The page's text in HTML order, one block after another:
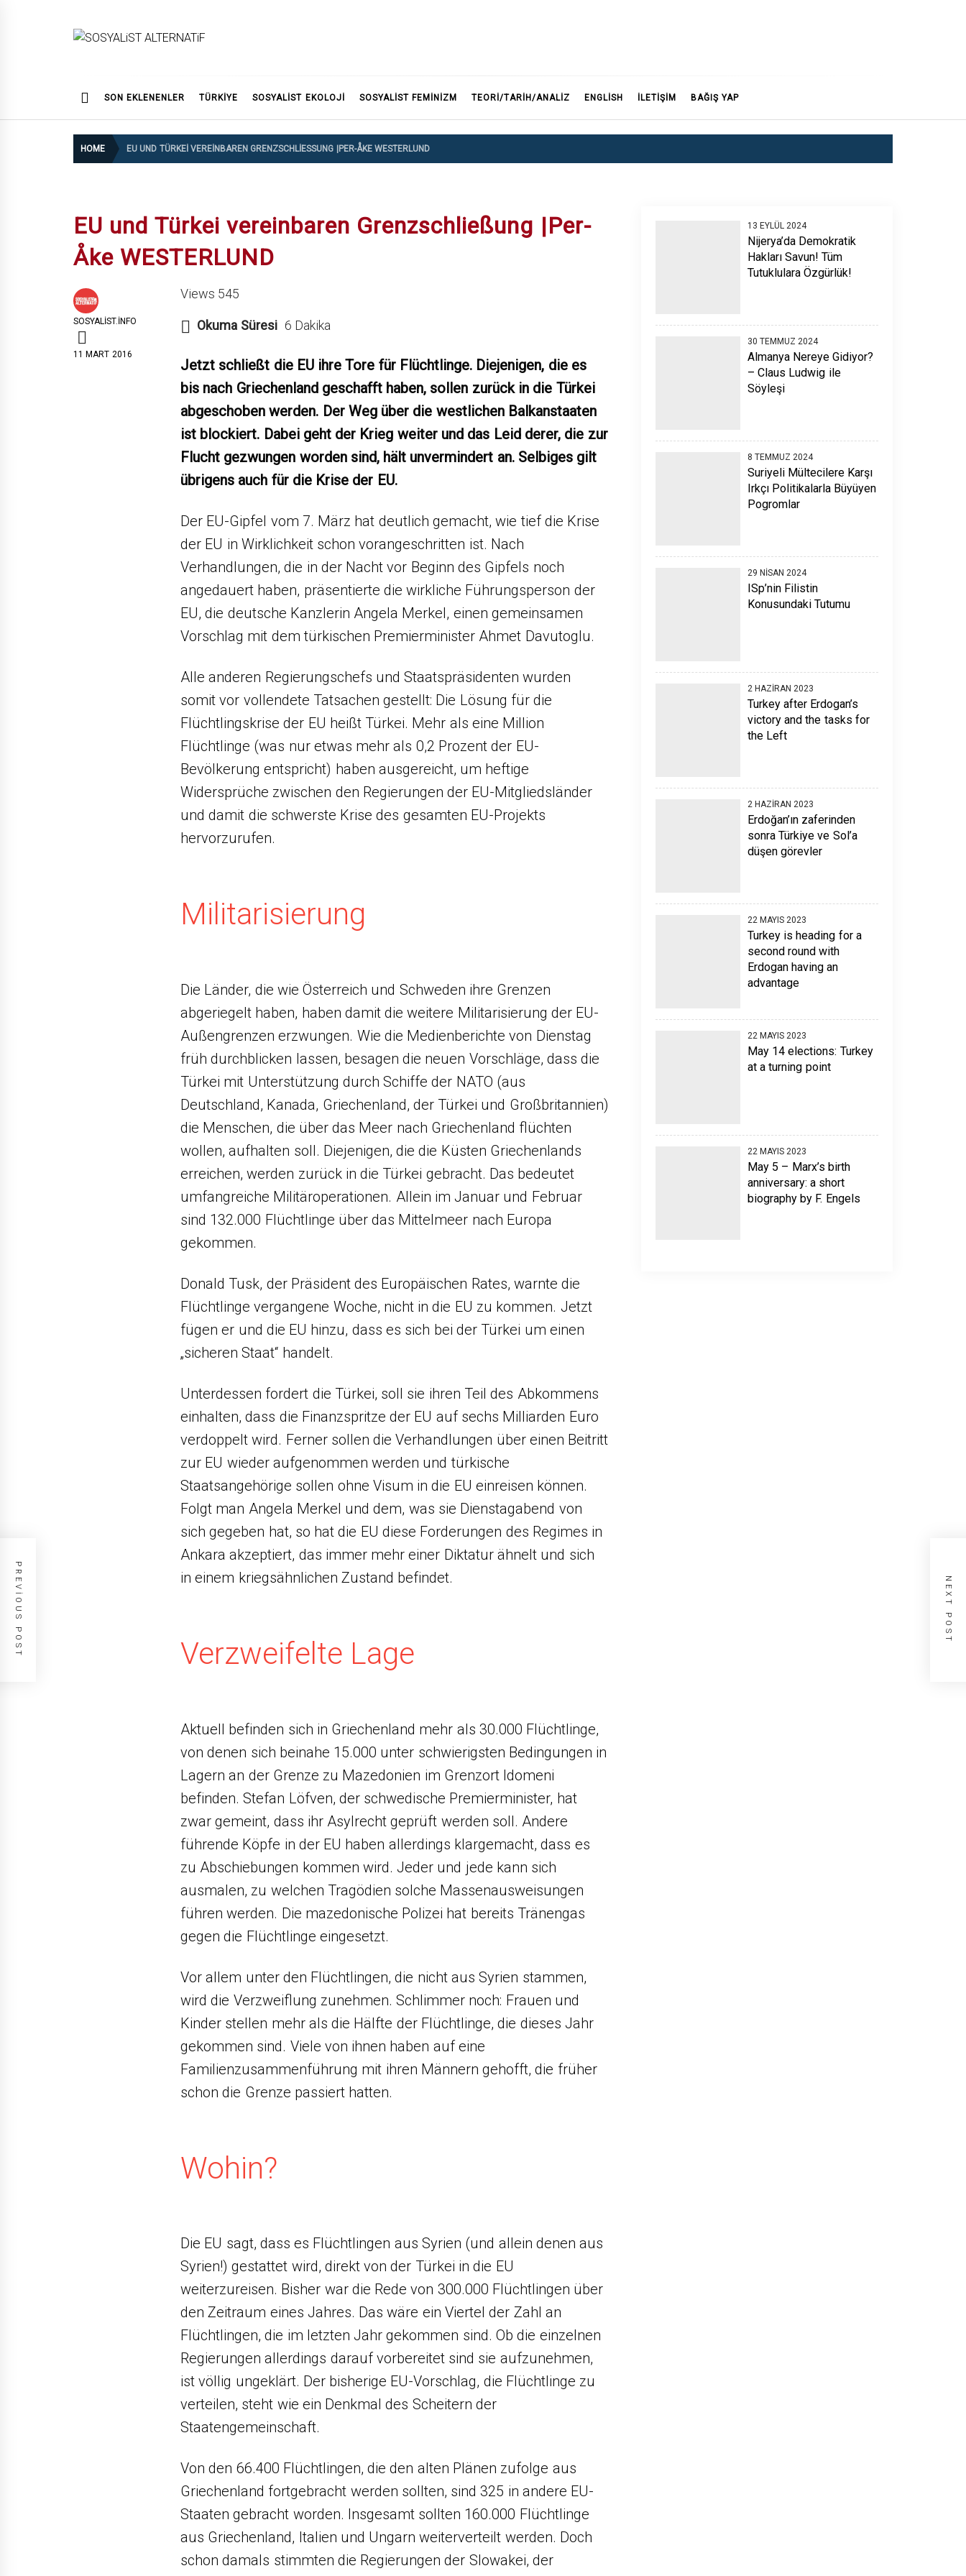
SON EKLENENLER TÜRKİYE SOSYALIST EKOLOJI SOSYALIST FEMINIZM TEORI/TARIH/ANALIZ ENGLISH İLETİŞİM BAĞIŞ YAP
HOME EU UND TÜRKEI VEREINBAREN GRENZSCHLIESSUNG |PER-ÅKE WESTERLUND
EU und Türkei vereinbaren Grenzschließung |Per-
Åke WESTERLUND
SOSYALIST.INFO
11 MART 2016
Views 545
Okuma Süresi 6 Dakika
Jetzt schließt die EU ihre Tore für Flüchtlinge. Diejenigen, die es
bis nach Griechenland geschafft haben, sollen zurück in die Türkei
abgeschoben werden. Der Weg über die westlichen Balkanstaaten
ist blockiert. Dabei geht der Krieg weiter und das Leid derer, die zur
Flucht gezwungen worden sind, hält unvermindert an. Selbiges gilt
übrigens auch für die Krise der EU.
Der EU-Gipfel vom 7. März hat deutlich gemacht, wie tief die Krise
der EU in Wirklichkeit schon vorangeschritten ist. Nach
Verhandlungen, die in der Nacht vor Beginn des Gipfels noch
angedauert haben, präsentierte die wirkliche Führungsperson der
EU, die deutsche Kanzlerin Angela Merkel, einen gemeinsamen
Vorschlag mit dem türkischen Premierminister Ahmet Davutoglu.
Alle anderen Regierungschefs und Staatspräsidenten wurden
somit vor vollendete Tatsachen gestellt: Die Lösung für die
Flüchtlingskrise der EU heißt Türkei. Mehr als eine Million
Flüchtlinge (was nur etwas mehr als 0,2 Prozent der EU-
Bevölkerung entspricht) haben ausgereicht, um heftige
Widersprüche zwischen den Regierungen der EU-Mitgliedsländer
und damit die schwerste Krise des gesamten EU-Projekts
hervorzurufen.
Militarisierung
Die Länder, die wie Österreich und Schweden ihre Grenzen
abgeriegelt haben, haben damit die weitere Militarisierung der EU-
Außengrenzen erzwungen. Wie die Medienberichte von Dienstag
früh durchblicken lassen, besagen die neuen Vorschläge, dass die
Türkei mit Unterstützung durch Schiffe der NATO (aus
Deutschland, Kanada, Griechenland, der Türkei und Großbritannien)
die Menschen, die über das Meer nach Griechenland flüchten
wollen, aufhalten soll. Diejenigen, die die Küsten Griechenlands
erreichen, werden zurück in die Türkei gebracht. Das bedeutet
umfangreiche Militäroperationen. Allein im Januar und Februar
sind 132.000 Flüchtlinge über das Mittelmeer nach Europa
gekommen.
Donald Tusk, der Präsident des Europäischen Rates, warnte die
Flüchtlinge vergangene Woche, nicht in die EU zu kommen. Jetzt
fügen er und die EU hinzu, dass es sich bei der Türkei um einen
„sicheren Staat“ handelt.
Unterdessen fordert die Türkei, soll sie ihren Teil des Abkommens
einhalten, dass die Finanzspritze der EU auf sechs Milliarden Euro
verdoppelt wird. Ferner sollen die Verhandlungen über einen Beitritt
zur EU wieder aufgenommen werden und türkische
Staatsangehörige sollen ohne Visum in die EU einreisen können.
Folgt man Angela Merkel und dem, was sie Dienstagabend von
sich gegeben hat, so hat die EU diese Forderungen des Regimes in
Ankara akzeptiert, das immer mehr einer Diktatur ähnelt und sich
in einem kriegsähnlichen Zustand befindet.
Verzweifelte Lage
Aktuell befinden sich in Griechenland mehr als 30.000 Flüchtlinge,
von denen sich beinahe 15.000 unter schwierigsten Bedingungen in
Lagern an der Grenze zu Mazedonien im Grenzort Idomeni
befinden. Stefan Löfven, der schwedische Premierminister, hat
zwar gemeint, dass ihr Asylrecht geprüft werden soll. Andere
führende Köpfe in der EU haben allerdings klargemacht, dass es
zu Abschiebungen kommen wird. Jeder und jede kann sich
ausmalen, zu welchen Tragödien solche Massenausweisungen
führen werden. Die mazedonische Polizei hat bereits Tränengas
gegen die Flüchtlinge eingesetzt.
Vor allem unter den Flüchtlingen, die nicht aus Syrien stammen,
wird die Verzweiflung zunehmen. Schlimmer noch: Frauen und
Kinder stellen mehr als die Hälfte der Flüchtlinge, die dieses Jahr
gekommen sind. Viele von ihnen haben auf eine
Familienzusammenführung mit ihren Männern gehofft, die früher
schon die Grenze passiert hatten.
Wohin?
Die EU sagt, dass es Flüchtlingen aus Syrien (und allein denen aus
Syrien!) gestattet wird, direkt von der Türkei in die EU
weiterzureisen. Bisher war die Rede von 300.000 Flüchtlingen über
den Zeitraum eines Jahres. Das wäre ein Viertel der Zahl an
Flüchtlingen, die im letzten Jahr gekommen sind. Ob die einzelnen
Regierungen allerdings darauf vorbereitet sind sie aufzunehmen,
ist völlig ungeklärt. Der bisherige EU-Vorschlag, die Flüchtlinge zu
verteilen, steht wie ein Denkmal des Scheitern der
Staatengemeinschaft.
Von den 66.400 Flüchtlingen, die den alten Plänen zufolge aus
Griechenland fortgebracht werden sollten, sind 325 in andere EU-
Staaten gebracht worden. Insgesamt sollten 160.000 Flüchtlinge
aus Griechenland, Italien und Ungarn weiterverteilt werden. Doch
schon damals stimmten die Regierungen der Slowakei, der
PREVIOUS POST NEXT POST
13 EYLÜL 2024
Nijerya’da Demokratik
Hakları Savun! Tüm
Tutuklulara Özgürlük!
30 TEMMUZ 2024
Almanya Nereye Gidiyor?
– Claus Ludwig ile
Söyleşi
8 TEMMUZ 2024
Suriyeli Mültecilere Karşı
Irkçı Politikalarla Büyüyen
Pogromlar
29 NISAN 2024
ISp’nin Filistin
Konusundaki Tutumu
2 HAZIRAN 2023
Turkey after Erdogan’s
victory and the tasks for
the Left
2 HAZIRAN 2023
Erdoğan’ın zaferinden
sonra Türkiye ve Sol’a
düşen görevler
22 MAYIS 2023
Turkey is heading for a
second round with
Erdogan having an
advantage
22 MAYIS 2023
May 14 elections: Turkey
at a turning point
22 MAYIS 2023
May 5 – Marx’s birth
anniversary: a short
biography by F. Engels